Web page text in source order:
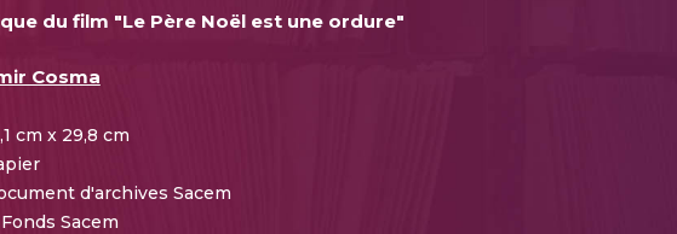
du film "Le Père Noël est une ordure"
Cosma
cm x 29,8 cm
d'archives Sacem
Sacem